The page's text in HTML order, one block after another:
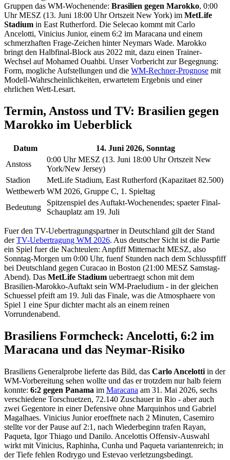
Gruppen das WM-Wochenende: Brasilien gegen Marokko, 0:00
Uhr MESZ (13. Juni 18:00 Uhr Ortszeit New York) im MetLife
Stadium in East Rutherford. Die Selecao kommt mit Carlo
Ancelotti, Vinicius Junior, einem 6:2 im Maracana und einem
schmerzhaften Frage-Zeichen hinter Neymars Wade. Marokko
bringt den Halbfinal-Block aus 2022 mit, dazu einen Trainer-
Wechsel auf Mohamed Ouahbi. Unser Vorbericht zur Begegnung:
Form, mogliche Aufstellungen und die WM-Rechner-Prognose mit
Modell-Wahrscheinlichkeiten, erwartetem Ergebnis und einer
ehrlichen Wett-Lesart.
Termin, Anstoss und TV: Brasilien gegen
Marokko im Ueberblick
Datum
14. Juni 2026, Sonntag
Anstoss
0:00 Uhr MESZ (13. Juni 18:00 Uhr Ortszeit New
York/New Jersey)
Stadion
MetLife Stadium, East Rutherford (Kapazitaet 82.500)
Wettbewerb WM 2026, Gruppe C, 1. Spieltag
Bedeutung
Spitzenspiel des Auftakt-Wochenendes; spaeter Final-
Schauplatz am 19. Juli
Fuer den TV-Uebertragungspartner in Deutschland gilt der Stand
derTV-Uebertragung WM 2026. Aus deutscher Sicht ist die Partie
ein Spiel fuer die Nachteulen: Anpfiff Mitternacht MESZ, also
Sonntag-Morgen um 0:00 Uhr, fuenf Stunden nach dem Schlusspfiff
bei Deutschland gegen Curacao in Boston (21:00 MESZ Samstag-
Abend). Das MetLife Stadium uebertraegt schon mit dem
Brasilien-Marokko-Auftakt sein WM-Praeludium - in der gleichen
Schuessel pfeift am 19. Juli das Finale, was die Atmosphaere von
Spiel 1 eine Spur dichter macht als an einem reinen
Vorrundenabend.
Brasiliens Formcheck: Ancelotti, 6:2 im
Maracana und das Neymar-Risiko
Brasiliens Generalprobe lieferte das Bild, das Carlo Ancelotti in der
WM-Vorbereitung sehen wollte und das er trotzdem nur halb feiern
konnte: 6:2 gegen Panama im Maracana am 31. Mai 2026, sechs
verschiedene Torschuetzen, 72.140 Zuschauer in Rio - aber auch
zwei Gegentore in einer Defensive ohne Marquinhos und Gabriel
Magalhaes. Vinicius Junior eroeffnete nach 2 Minuten, Casemiro
stellte vor der Pause auf 2:1, nach Wiederbeginn trafen Rayan,
Paqueta, Igor Thiago und Danilo. Ancelottis Offensiv-Auswahl
wirkt mit Vinicius, Raphinha, Cunha und Paqueta variantenreich; in
der Tiefe fehlen Rodrygo und Estevao verletzungsbedingt.